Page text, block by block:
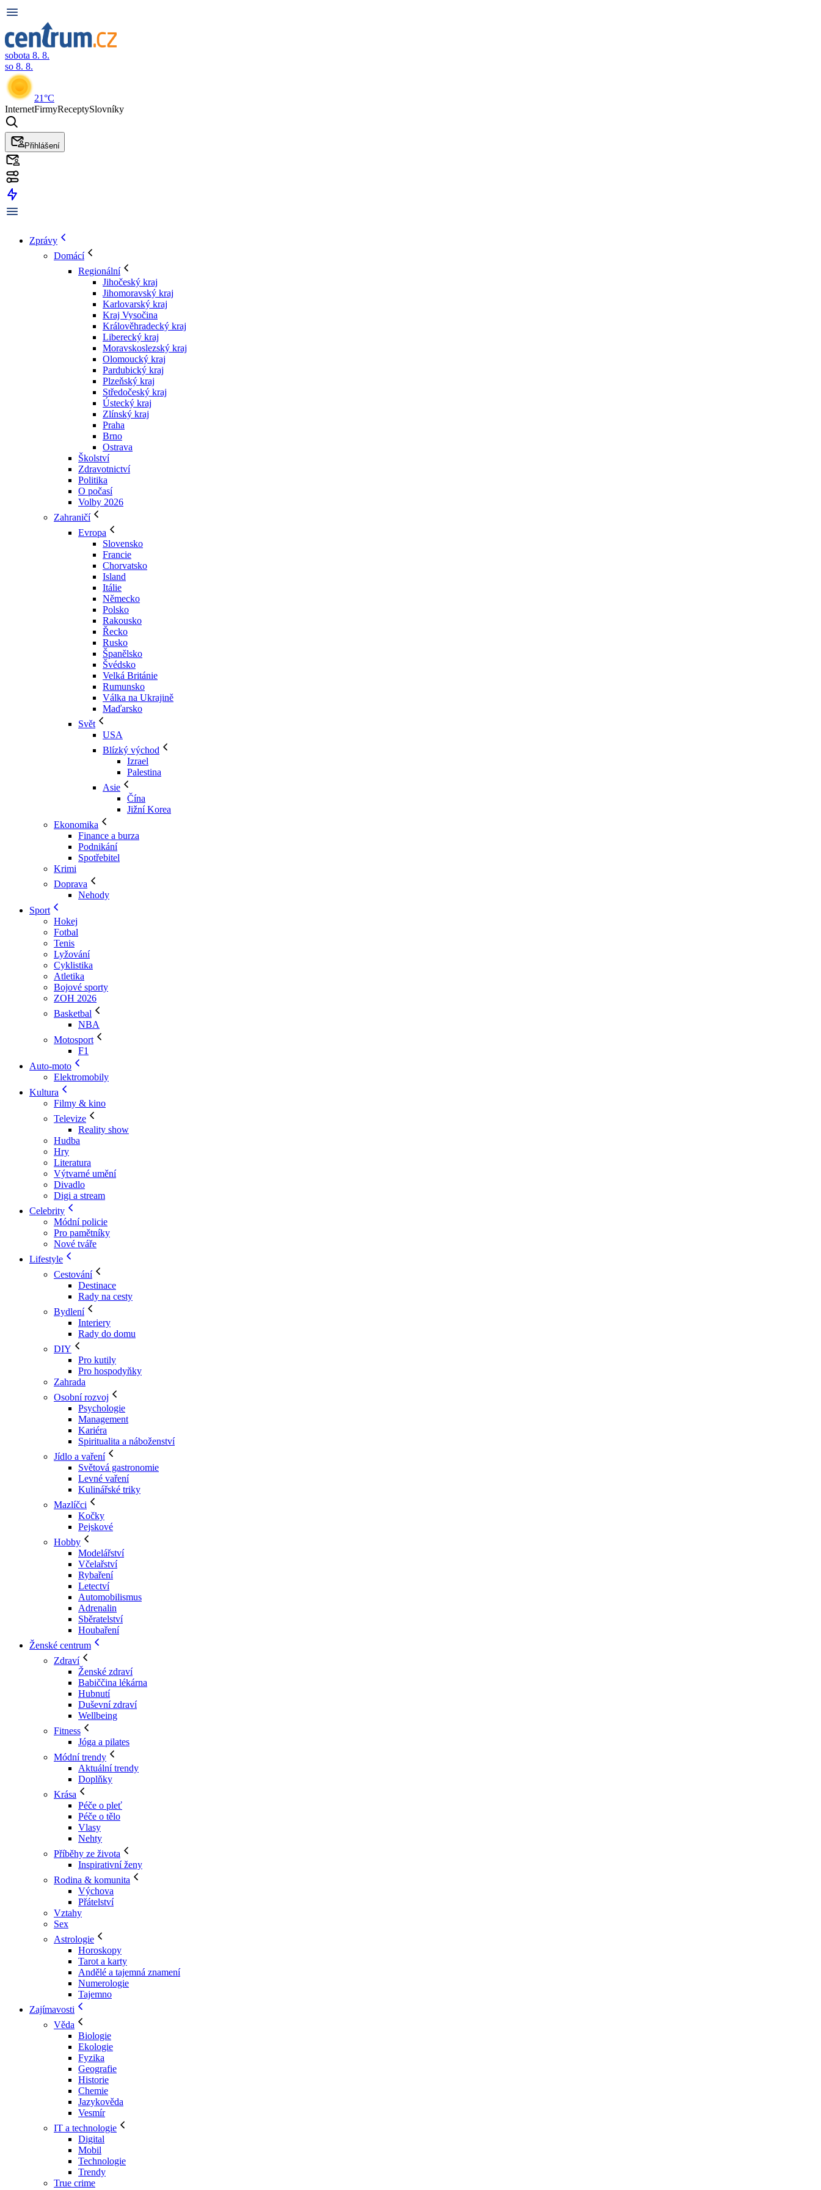
sobota 8. 8.
so 8. 8.
21°C
InternetFirmyReceptySlovníky
Přihlášení
Zprávy
Domácí
Regionální
Jihočeský kraj
Jihomoravský kraj
Karlovarský kraj
Kraj Vysočina
Králověhradecký kraj
Liberecký kraj
Moravskoslezský kraj
Olomoucký kraj
Pardubický kraj
Plzeňský kraj
Středočeský kraj
Ústecký kraj
Zlínský kraj
Praha
Brno
Ostrava
Školství
Zdravotnictví
Politika
O počasí
Volby 2026
Zahraničí
Evropa
Slovensko
Francie
Chorvatsko
Island
Itálie
Německo
Polsko
Rakousko
Řecko
Rusko
Španělsko
Švédsko
Velká Británie
Rumunsko
Válka na Ukrajině
Maďarsko
Svět
USA
Blízký východ
Izrael
Palestina
Asie
Čína
Jižní Korea
Ekonomika
Finance a burza
Podnikání
Spotřebitel
Krimi
Doprava
Nehody
Sport
Hokej
Fotbal
Tenis
Lyžování
Cyklistika
Atletika
Bojové sporty
ZOH 2026
Basketbal
NBA
Motosport
F1
Auto-moto
Elektromobily
Kultura
Filmy & kino
Televize
Reality show
Hudba
Hry
Literatura
Výtvarné umění
Divadlo
Digi a stream
Celebrity
Módní policie
Pro pamětníky
Nové tváře
Lifestyle
Cestování
Destinace
Rady na cesty
Bydlení
Interiery
Rady do domu
DIY
Pro kutily
Pro hospodyňky
Zahrada
Osobní rozvoj
Psychologie
Management
Kariéra
Spiritualita a náboženství
Jídlo a vaření
Světová gastronomie
Levné vaření
Kulinářské triky
Mazlíčci
Kočky
Pejskové
Hobby
Modelářství
Včelařství
Rybaření
Letectví
Automobilismus
Adrenalin
Sběratelství
Houbaření
Ženské centrum
Zdraví
Ženské zdraví
Babiččina lékárna
Hubnutí
Duševní zdraví
Wellbeing
Fitness
Jóga a pilates
Módní trendy
Aktuální trendy
Doplňky
Krása
Péče o pleť
Péče o tělo
Vlasy
Nehty
Příběhy ze života
Inspirativní ženy
Rodina & komunita
Výchova
Přátelství
Vztahy
Sex
Astrologie
Horoskopy
Tarot a karty
Andělé a tajemná znamení
Numerologie
Tajemno
Zajímavosti
Věda
Biologie
Ekologie
Fyzika
Geografie
Historie
Chemie
Jazykověda
Vesmír
IT a technologie
Digital
Mobil
Technologie
Trendy
True crime